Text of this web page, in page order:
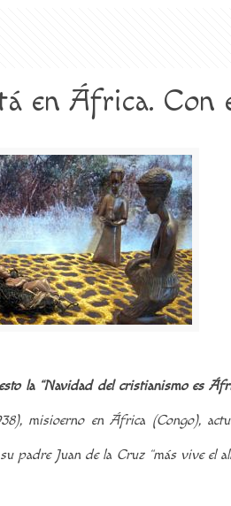
en África. Con
la “Navidad del cristianismo es
misioerno en África (Congo),
padre Juan de la Cruz “más vive el